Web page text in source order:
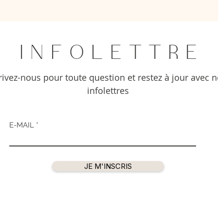
I N F O L E T T R E
nous pour toute question et restez à jour avec
infolettres
E-MAIL
JE M'INSCRIS